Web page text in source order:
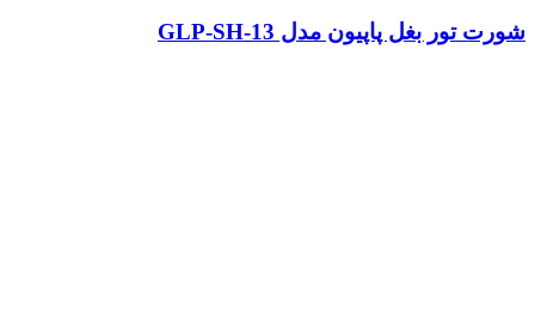
شورت تور بغل پاپیون مدل GLP-SH-13